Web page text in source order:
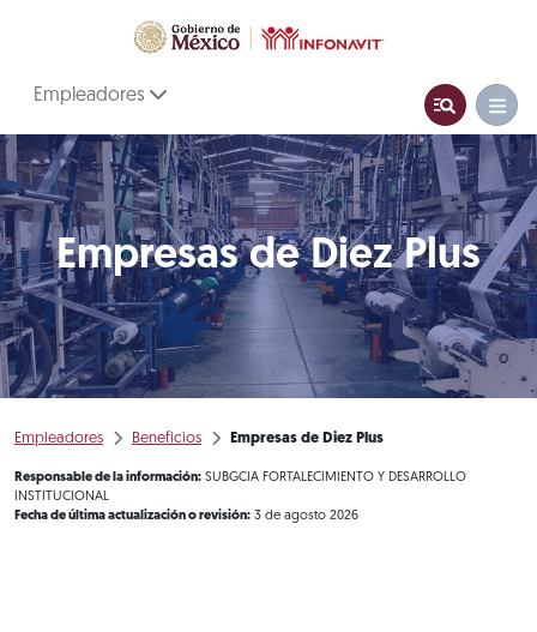
Empleadores
Empresas de Diez Plus
Empleadores Beneficios Empresas de Diez Plus
Responsable de la información: SUBGCIA FORTALECIMIENTO Y DESARROLLO
INSTITUCIONAL
Fecha de última actualización o revisión: 3 de agosto 2026